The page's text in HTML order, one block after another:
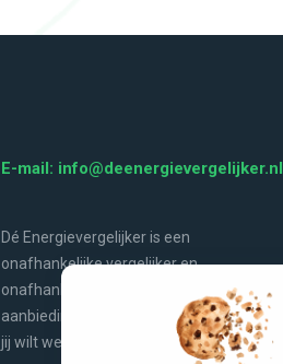
E-mail: info@deenergievergelijker.nl
Dé Energievergelijker is een
onafhankelijke vergelijker en
onafhankelijke bron van energienieuws,
aanbiedingen, handige tools en alles wat
jij wilt weten over energie.